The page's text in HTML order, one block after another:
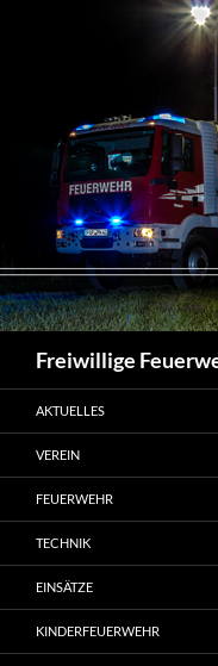
Freiwillige
AKTUELLES
VEREIN
FEUERWEHR
TECHNIK
EINSÄTZE
KINDERFEUERWEHR